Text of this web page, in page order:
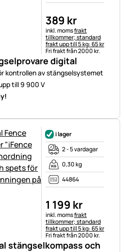
digital
kontrollen av stängselsystemet
till 9 900 V
389 kr
Skatteinformation:
inkl. momsfrakt
tillkommer; standard
frakt upp till 5 kg: 65 kr
Fri frakt från 2000 kr.
stängselkompass och
i lager
2 - 5 vardagar
0,30 kg
44864
1 199 kr
Skatteinformation:
inkl. momsfrakt
tillkommer; standard
frakt upp till 5 kg: 65 kr
Fri frakt från 2000 kr.